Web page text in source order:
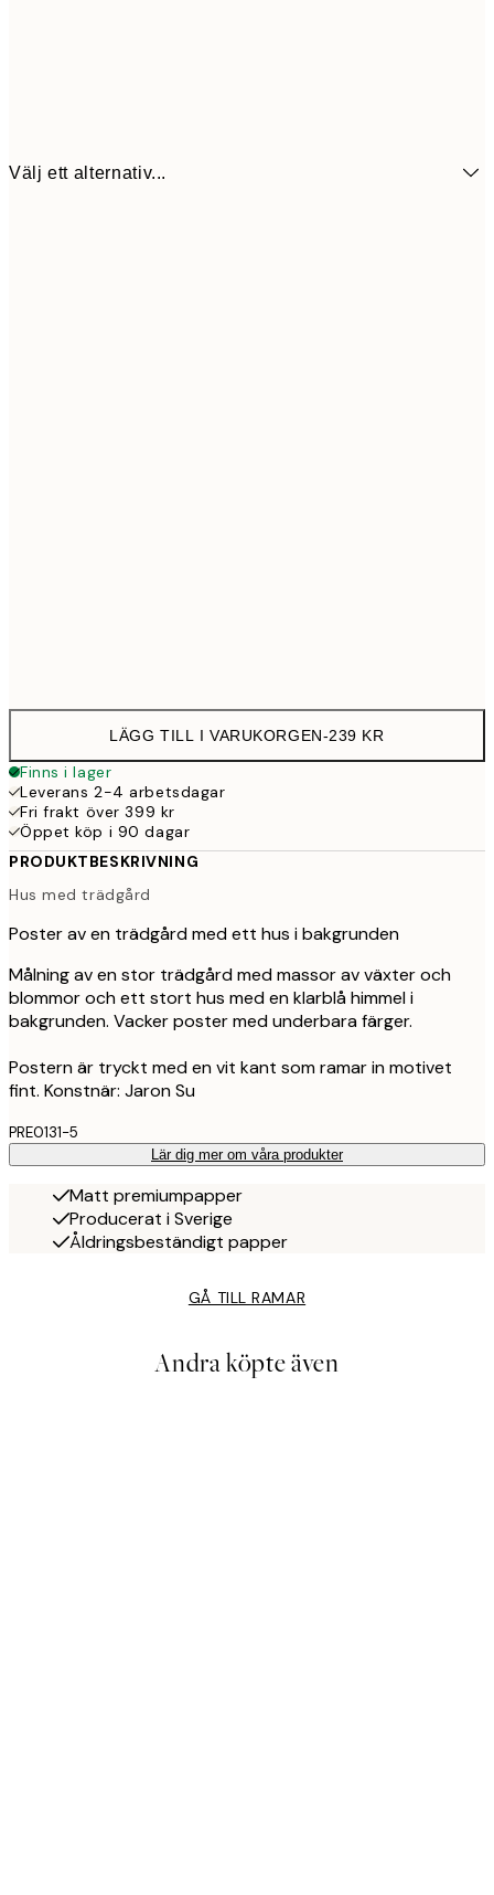
Välj ett alternativ...
LÄGG TILL I VARUKORGEN-239 KR
Finns i lager
Leverans 2-4 arbetsdagar
Fri frakt över 399 kr
Öppet köp i 90 dagar
PRODUKTBESKRIVNING
Hus med trädgård
Poster av en trädgård med ett hus i bakgrunden
Målning av en stor trädgård med massor av växter och
blommor och ett stort hus med en klarblå himmel i
bakgrunden. Vacker poster med underbara färger.
Postern är tryckt med en vit kant som ramar in motivet
fint. Konstnär: Jaron Su
PRE0131-5
Lär dig mer om våra produkter
Matt premiumpapper
Producerat i Sverige
Åldringsbeständigt papper
GÅ TILL RAMAR
Andra köpte även